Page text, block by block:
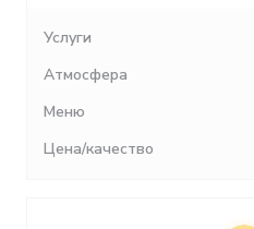
Услуги
Атмосфера
Меню
Цена/качество